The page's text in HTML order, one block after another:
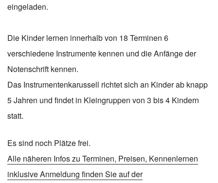
eingeladen.
Die Kinder lernen innerhalb von 18 Terminen 6
verschiedene Instrumente kennen und die Anfänge der
Notenschrift kennen.
Das Instrumentenkarussell richtet sich an Kinder ab knapp
5 Jahren und findet in Kleingruppen von 3 bis 4 Kindern
statt.
Es sind noch Plätze frei.
Alle näheren Infos zu Terminen, Preisen, Kennenlernen
inklusive Anmeldung finden Sie auf der